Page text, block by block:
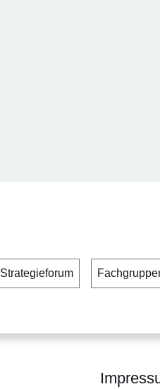
Strategieforum